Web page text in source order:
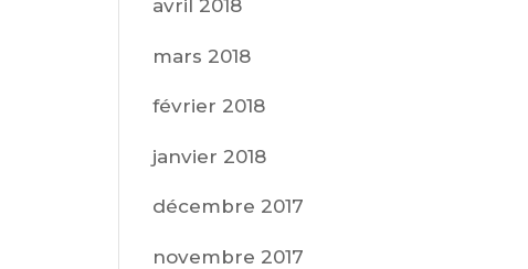
avril 2018
mars 2018
février 2018
janvier 2018
décembre 2017
novembre 2017